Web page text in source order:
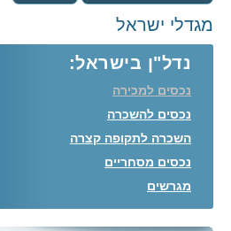
מגדלי ישראל
נדל"ן בישראל:
נכסים למכירה
נכסים להשכרה
השכרה לתקופה קצרה
נכסים מסחריים
מגרשים